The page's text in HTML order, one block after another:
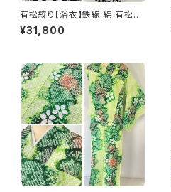
有松絞り【浴衣】鉄線 綿 有松鳴
海絞り 黒 白 モノトーン 黄 067
¥31,800